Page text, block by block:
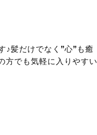
♪髪だけでなく”心”も癒
方でも気軽に入りやすい